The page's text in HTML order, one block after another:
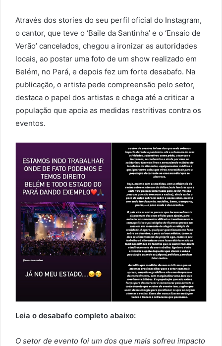
Através dos stories do seu perfil oficial do Instagram,
o cantor, que teve o ‘Baile da Santinha’ e o ‘Ensaio de
Verão’ cancelados, chegou a ironizar as autoridades
locais, ao postar uma foto de um show realizado em
Belém, no Pará, e depois fez um forte desabafo. Na
publicação, o artista pede compreensão pelo setor,
destaca o papel dos artistas e chega até a criticar a
população que apoia as medidas restritivas contra os
eventos.
Leia o desabafo completo abaixo:
O setor de evento foi um dos que mais sofreu impacto